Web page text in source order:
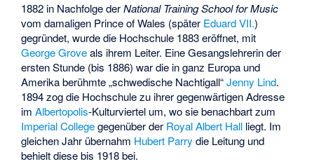
1882 in Nachfolge derNational Training School for Music
vom damaligen Prince of Wales (später Eduard VII.)
gegründet, wurde die Hochschule 1883 eröffnet, mit
George Groveals ihrem Leiter. Eine Gesangslehrerin der
ersten Stunde (bis 1886) war die in ganz Europa und
Amerika berühmte „schwedische Nachtigall“Jenny Lind.
1894 zog die Hochschule zu ihrer gegenwärtigen Adresse
imAlbertopolis-Kulturviertel um, wo sie benachbart zum
Imperial Collegegegenüber der Royal Albert Hall liegt. Im
gleichen Jahr übernahm Hubert Parry die Leitung und
behielt diese bis 1918 bei.